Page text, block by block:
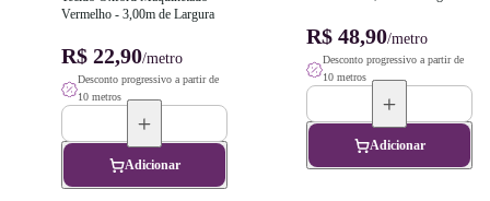
Vermelho - 3,00m de Largura
R$ 22,90/metro
Desconto progressivo a partir de
10 metros
Adicionar
R$ 48,90/metro
Desconto progressivo a partir de
10 metros
Adicionar